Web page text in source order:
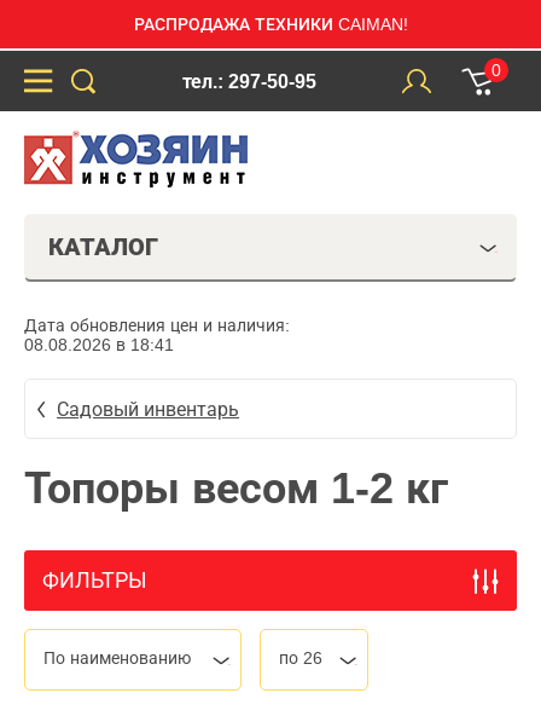
РАСПРОДАЖА ТЕХНИКИ CAIMAN!
тел.: 297-50-95
0
КАТАЛОГ
Дата обновления цен и наличия:
08.08.2026 в 18:41
Садовый инвентарь
Топоры весом 1-2 кг
ФИЛЬТРЫ
По наименованию по 26